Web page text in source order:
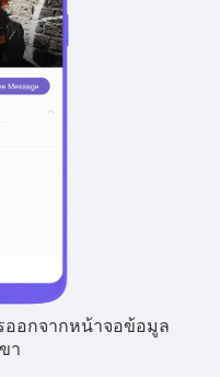
ออกจากหน้าจอข้อมูล
า